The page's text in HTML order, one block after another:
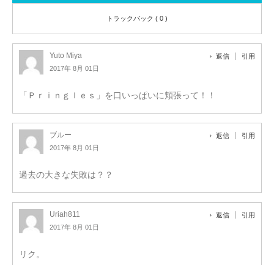
トラックバック ( 0 )
Yuto Miya
2017年 8月 01日
返信 引用
「Ｐｒｉｎｇｌｅｓ」を口いっぱいに頬張って！！
ブルー
2017年 8月 01日
返信 引用
過去の大きな失敗は？？
Uriah811
2017年 8月 01日
返信 引用
リク。